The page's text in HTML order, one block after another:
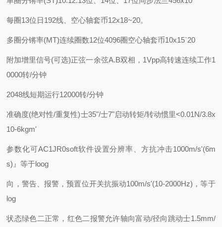
每圈13位日192线、 空心轴套币12x18~20。
多圈分锵率(MT)连续圈数12位4096圈空心轴套币10x15`20
附加增里信号(可选)正弦一余弦A.B双相，1Vpp高转速连续工作1
0000转/分钟
2048线短期运行12000转/分钟
准确度(绝对性/重复性)士35"/士7"启动转矩/转动惯里<0.01N/3.8x
10-6kgm'
参数化可AC1JR0soft软件设置分辨率、方抗冲击1000m/s'(6m
s)』等于loog
向，警告、报警，预置位开关抗振动100m/s'(10-2000Hz)，等于
log
状态绿色二正常，红色二报警允许轴向富动/径向跳动士1.5mm/